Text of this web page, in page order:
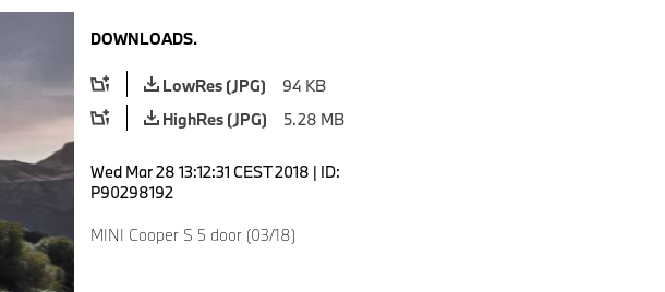
DOWNLOADS.
LowRes (JPG)
94 KB
HighRes (JPG)
5.28 MB
Wed Mar 28 13:12:31 CEST 2018 | ID:
P90298192
MINI Cooper S 5 door (03/18)